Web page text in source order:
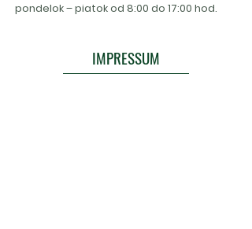
pondelok – piatok od 8:00 do 17:00 hod.
IMPRESSUM